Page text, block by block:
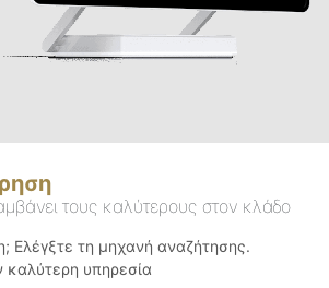
τους καλύτερους στον κλάδο
Ελέγξτε τη μηχανή αναζήτησης.
καλύτερη υπηρεσία